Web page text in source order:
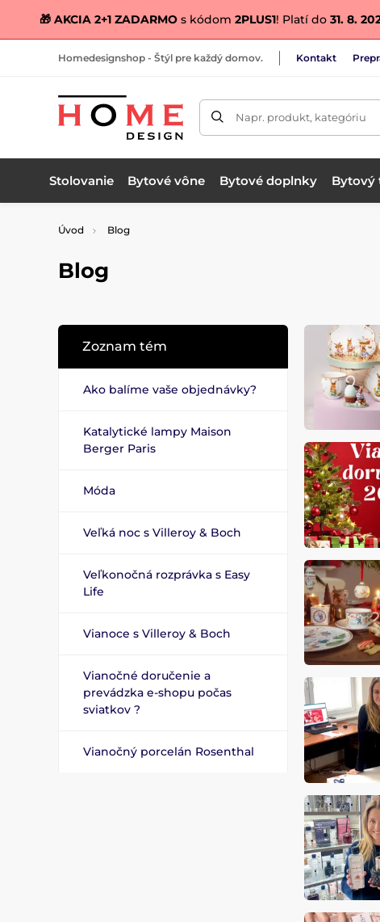
🎁 AKCIA 2+1 ZADARMO s kódom 2PLUS1! Platí do 31. 8.
Homedesignshop - Štýl pre každý domov. Kontakt
Napr. produkt, kategóriu
Stolovanie Bytové vône Bytové doplnky Bytový
Úvod Blog
Blog
Zoznam tém
Ako balíme vaše objednávky?
Katalytické lampy Maison
Berger Paris
Móda
Veľká noc s Villeroy & Boch
Veľkonočná rozprávka s Easy
Life
Vianoce s Villeroy & Boch
Vianočné doručenie a
prevádzka e-shopu počas
sviatkov ?
Vianočný porcelán Rosenthal